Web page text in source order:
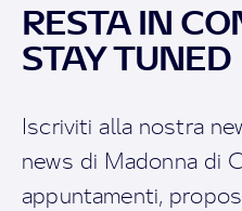
RESTA IN
STAY TUNED
Iscriviti alla nostra
news di Madonna di
appuntamenti,